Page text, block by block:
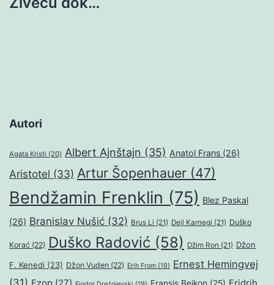
Autori
Agata Kristi (20) Albert Ajnštajn (35) Anatol Frans (26)
Aristotel (33) Artur Šopenhauer (47)
Bendžamin Frenklin (75) Blez Paskal
(26) Branislav Nušić (32) Brus Li (21) Dejl Karnegi (21) Duško
Korać (22) Duško Radović (58) Džim Ron (21) Džon
F. Kenedi (23) Džon Vuden (22) Erih From (19) Ernest Hemingvej